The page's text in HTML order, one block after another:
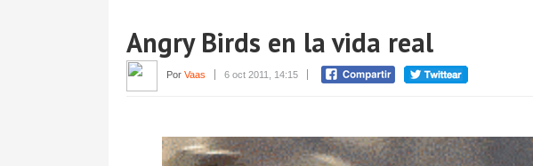
Angry Birds en la vida real
Por Vaas 6 oct 2011, 14:15